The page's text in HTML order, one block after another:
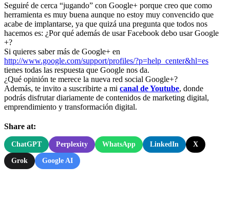
Seguiré de cerca “jugando” con Google+ porque creo que como
herramienta es muy buena aunque no estoy muy convencido que
acabe de implantarse, ya que quizá una pregunta que todos nos
hacemos es: ¿Por qué además de usar Facebook debo usar Google
+?
Si quieres saber más de Google+ en
http://www.google.com/support/profiles/?p=help_center&hl=es
tienes todas las respuesta que Google nos da.
¿Qué opinión te merece la nueva red social Google+?
Además, te invito a suscribirte a mi canal de Youtube, donde
podrás disfrutar diariamente de contenidos de marketing digital,
emprendimiento y transformación digital.
Share at:
ChatGPT Perplexity WhatsApp LinkedIn X
Grok Google AI